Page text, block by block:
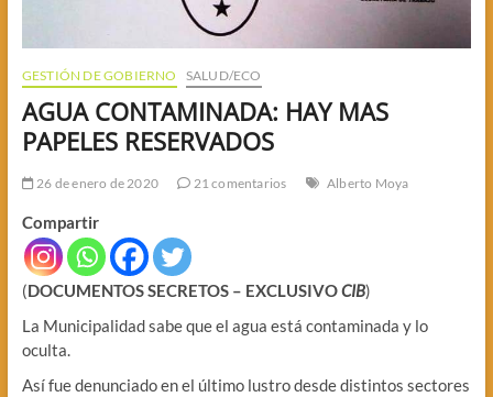
GESTIÓN DE GOBIERNO SALUD/ECO
AGUA CONTAMINADA: HAY MAS
PAPELES RESERVADOS
26 de enero de 2020 21 comentarios Alberto Moya
Compartir
(DOCUMENTOS SECRETOS – EXCLUSIVOCIB)
La Municipalidad sabe que el agua está contaminada y lo
oculta.
Así fue denunciado en el último lustro desde distintos sectores